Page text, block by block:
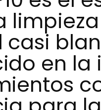
en la